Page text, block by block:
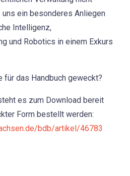
ein besonderes Anliegen
Intelligenz,
und Robotics in einem Exkurs
für das Handbuch geweckt?
es zum Download bereit
Form bestellt werden:
bdb/artikel/46783